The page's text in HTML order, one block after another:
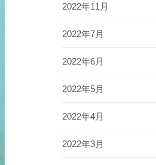
2022年11月
2022年7月
2022年6月
2022年5月
2022年4月
2022年3月